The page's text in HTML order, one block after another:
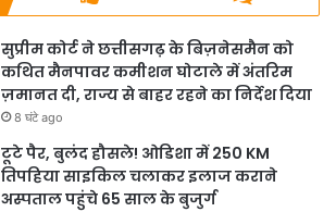
सुप्रीम कोर्ट ने छत्तीसगढ़ के बिज़नेसमैन को
कथित मैनपावर कमीशन घोटाले में अंतरिम
ज़मानत दी, राज्य से बाहर रहने का निर्देश दिया
8 घंटे ago
टूटे पैर, बुलंद हौसले! ओडिशा में 250 KM
तिपहिया साइकिल चलाकर इलाज कराने
अस्पताल पहुंचे 65 साल के बुजुर्ग